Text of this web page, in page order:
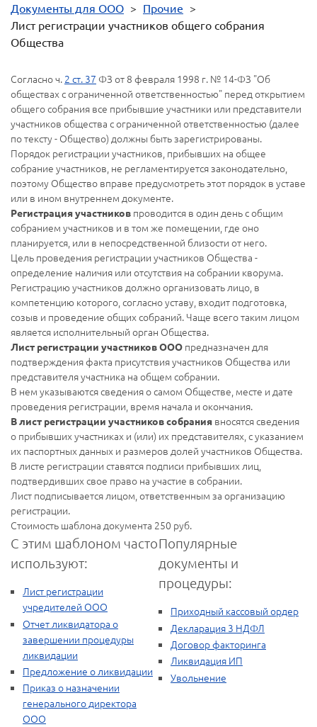
Документы для ООО > Прочие >
Лист регистрации участников общего собрания
Общества
Согласно ч. 2 ст. 37 ФЗ от 8 февраля 1998 г. № 14-ФЗ "Об
обществах с ограниченной ответственностью" перед открытием
общего собрания все прибывшие участники или представители
участников общества с ограниченной ответственностью (далее
по тексту - Общество) должны быть зарегистрированы.
Порядок регистрации участников, прибывших на общее
собрание участников, не регламентируется законодательно,
поэтому Общество вправе предусмотреть этот порядок в уставе
или в ином внутреннем документе.
Регистрация участников проводится в один день с общим
собранием участников и в том же помещении, где оно
планируется, или в непосредственной близости от него.
Цель проведения регистрации участников Общества -
определение наличия или отсутствия на собрании кворума.
Регистрацию участников должно организовать лицо, в
компетенцию которого, согласно уставу, входит подготовка,
созыв и проведение общих собраний. Чаще всего таким лицом
является исполнительный орган Общества.
Лист регистрации участников ООО предназначен для
подтверждения факта присутствия участников Общества или
представителя участника на общем собрании.
В нем указываются сведения о самом Обществе, месте и дате
проведения регистрации, время начала и окончания.
В лист регистрации участников собрания вносятся сведения
о прибывших участниках и (или) их представителях, с указанием
их паспортных данных и размеров долей участников Общества.
В листе регистрации ставятся подписи прибывших лиц,
подтвердивших свое право на участие в собрании.
Лист подписывается лицом, ответственным за организацию
регистрации.
Стоимость шаблона документа 250 руб.
С этим шаблоном часто
используют:
Лист регистрации
учредителей ООО
Отчет ликвидатора о
завершении процедуры
ликвидации
Предложение о ликвидации
Приказ о назначении
генерального директора
ООО
Популярные
документы и
процедуры:
Приходный кассовый ордер
Декларация 3 НДФЛ
Договор факторинга
Ликвидация ИП
Увольнение